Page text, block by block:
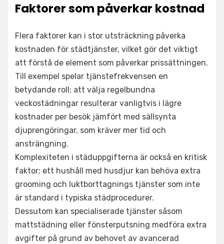
Faktorer som påverkar kostnad
Flera faktorer kan i stor utsträckning påverka
kostnaden för städtjänster, vilket gör det viktigt
att förstå de element som påverkar prissättningen.
Till exempel spelar tjänstefrekvensen en
betydande roll; att välja regelbundna
veckostädningar resulterar vanligtvis i lägre
kostnader per besök jämfört med sällsynta
djuprengöringar, som kräver mer tid och
ansträngning.
Komplexiteten i städuppgifterna är också en kritisk
faktor; ett hushåll med husdjur kan behöva extra
grooming och luktborttagnings tjänster som inte
är standard i typiska städprocedurer.
Dessutom kan specialiserade tjänster såsom
mattstädning eller fönsterputsning medföra extra
avgifter på grund av behovet av avancerad